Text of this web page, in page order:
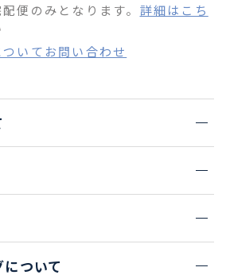
便のみとなります。 詳細はこち
いてお問い合わせ
ついて